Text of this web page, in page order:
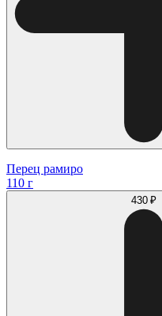
Перец рамиро
110 г
430 ₽